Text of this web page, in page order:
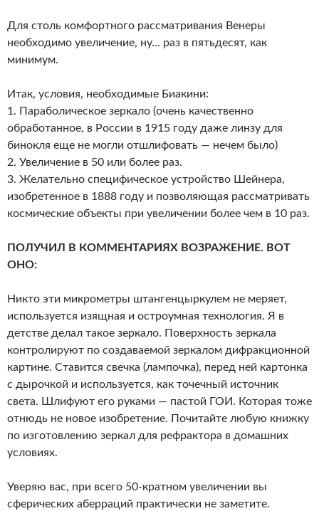
Для столь комфортного рассматривания Венеры
необходимо увеличение, ну… раз в пятьдесят, как
минимум.
Итак, условия, необходимые Биакини:
1. Параболическое зеркало (очень качественно
обработанное, в России в 1915 году даже линзу для
бинокля еще не могли отшлифовать — нечем было)
2. Увеличение в 50 или более раз.
3. Желательно специфическое устройство Шейнера,
изобретенное в 1888 году и позволяющая рассматривать
космические объекты при увеличении более чем в 10 раз.
ПОЛУЧИЛ В КОММЕНТАРИЯХ ВОЗРАЖЕНИЕ. ВОТ
ОНО:
Никто эти микрометры штангенцыркулем не меряет,
используется изящная и остроумная технология. Я в
детстве делал такое зеркало. Поверхность зеркала
контролируют по создаваемой зеркалом дифракционной
картине. Ставится свечка (лампочка), перед ней картонка
с дырочкой и используется, как точечный источник
света. Шлифуют его руками — пастой ГОИ. Которая тоже
отнюдь не новое изобретение. Почитайте любую книжку
по изготовлению зеркал для рефрактора в домашних
условиях.
Уверяю вас, при всего 50-кратном увеличении вы
сферических аберраций практически не заметите.